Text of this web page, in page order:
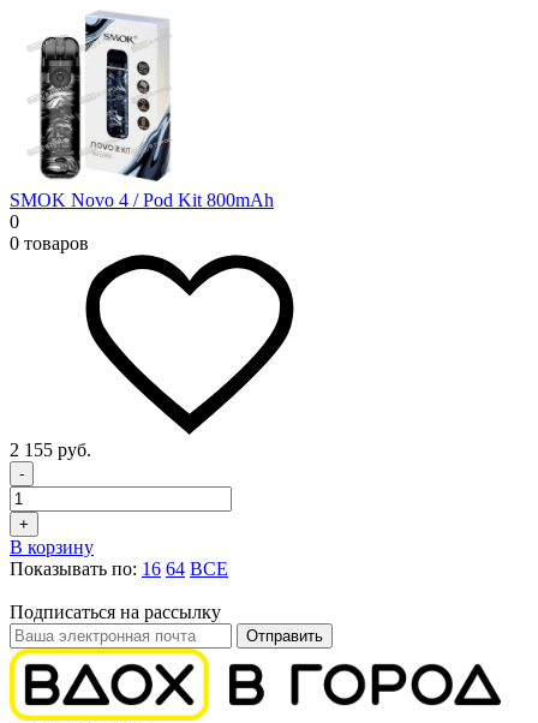
SMOK Novo 4 / Pod Kit 800mAh
0
0 товаров
2 155 руб.
-
+
В корзину
Показывать по: 16 64 ВСЕ
Подписаться на рассылку
Отправить